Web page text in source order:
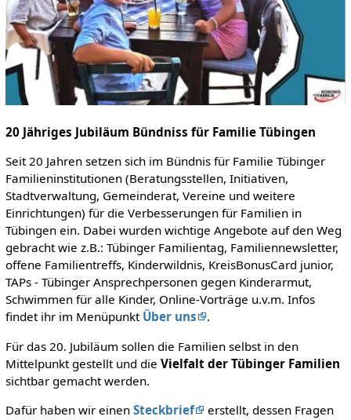
20 Jähriges Jubiläum Bündniss für Familie Tübingen
Seit 20 Jahren setzen sich im Bündnis für Familie Tübinger
Familieninstitutionen (Beratungsstellen, Initiativen,
Stadtverwaltung, Gemeinderat, Vereine und weitere
Einrichtungen) für die Verbesserungen für Familien in
Tübingen ein. Dabei wurden wichtige Angebote auf den Weg
gebracht wie z.B.: Tübinger Familientag, Familiennewsletter,
offene Familientreffs, Kinderwildnis, KreisBonusCard junior,
TAPs - Tübinger Ansprechpersonen gegen Kinderarmut,
Schwimmen für alle Kinder, Online-Vorträge u.v.m. Infos
findet ihr im Menüpunkt Über uns
.
Für das 20. Jubiläum sollen die Familien selbst in den
Mittelpunkt gestellt und die Vielfalt der Tübinger Familien
sichtbar gemacht werden.
Dafür haben wir einen Steckbrief
erstellt, dessen Fragen